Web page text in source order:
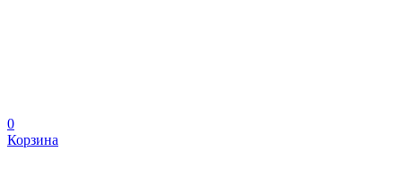
0
Корзина